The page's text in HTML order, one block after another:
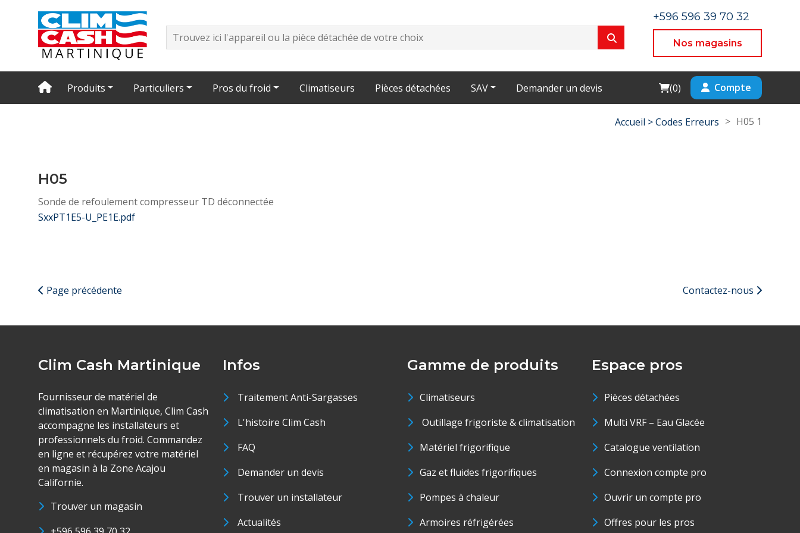
+596 596 39 70 32
Nos magasins
Produits Particuliers Pros du froid Climatiseurs Pièces détachées SAV Demander un devis Cart
(0) Compte
Accueil >Codes Erreurs > H05 1
H05
Sonde de refoulement compresseur TD déconnectée
SxxPT1E5-U_PE1E.pdf
Page précédente Contactez-nous
Clim Cash Martinique
Fournisseur de matériel de
climatisation en Martinique, Clim Cash
accompagne les installateurs et
professionnels du froid. Commandez
en ligne et récupérez votre matériel
en magasin à la Zone Acajou
Californie.
Trouver un magasin
Infos
Traitement Anti-Sargasses
L'histoire Clim Cash
FAQ
Demander un devis
Trouver un installateur
Actualités
Gamme de produits
Climatiseurs
Outillage frigoriste & climatisation
Matériel frigorifique
Gaz et fluides frigorifiques
Pompes à chaleur
Armoires réfrigérées
Espace pros
Pièces détachées
Multi VRF – Eau Glacée
Catalogue ventilation
Connexion compte pro
Ouvrir un compte pro
Offres pour les pros